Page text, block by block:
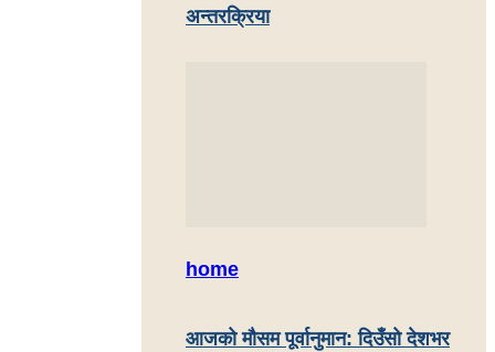
अन्तरक्रिया
home
आजको मौसम पूर्वानुमान: दिउँसो देशभर